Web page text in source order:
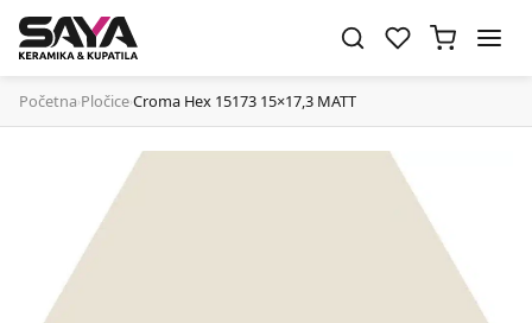
Početna›Pločice›Croma Hex 15173 15×17,3 MATT